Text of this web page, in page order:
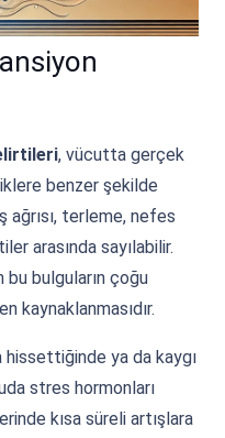
, vücutta gerçek
benzer şekilde
ağrısı, terleme, nefes
arasında sayılabilir.
bulguların çoğu
kaynaklanmasıdır.
hissettiğinde ya da kaygı
stres hormonları
kısa süreli artışlara